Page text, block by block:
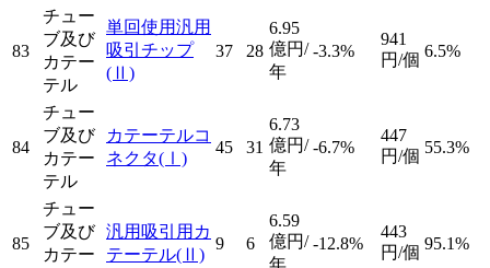
83
チュー
ブ及び
カテー
テル
単回使用汎用
吸引チップ
(Ⅱ)
37 28
6.95
億円/
年
-3.3%
941
円/個 6.5%
84
チュー
ブ及び
カテー
テル
カテーテルコ
ネクタ(Ⅰ)
45 31
6.73
億円/
年
-6.7%
447
円/個 55.3%
85
チュー
ブ及び
カテー
汎用吸引用カ
テーテル(Ⅱ)
9 6
6.59
億円/ -12.8%
443
円/個 95.1%